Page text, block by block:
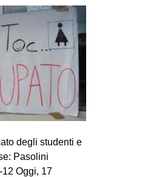
TSUNAMI
ZAM
degli studenti e
Pasolini
Oggi, 17